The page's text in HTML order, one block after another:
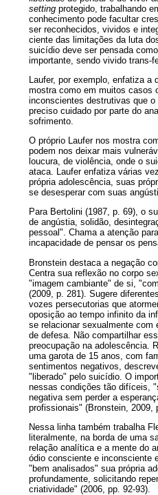
setting protegido, trabalhando
conhecimento pode facultar
ser reconhecidos, vividos e
ciente das limitações da luta
suicídio deve ser pensada
importante, sendo vivido trans-
Laufer, por exemplo, enfatiza
mostra como em muitos casos
inconscientes destrutivas que
preciso cuidado por parte do
sofrimento.
O próprio Laufer nos mostra
podem nos deixar mais
loucura, de violência, onde o
ataca. Laufer enfatiza várias
própria adolescência, suas
se desesperar com suas
Para Bertolini (1987, p. 69), o
de angústia, solidão,
pessoal". Chama a atenção
incapacidade de pensar os
Bronstein destaca a negação
Centra sua reflexão no corpo
"imagem cambiante" de si,
(2009, p. 281). Sugere
vozes persecutorias que
oposição ao tempo infinito da
se relacionar sexualmente
de defesa. Não compartilhar
preocupação na adolescência.
uma garota de 15 anos, com
sentimentos negativos,
"liberado" pelo suicídio. O
nessas condições tão difíceis,
negativa sem perder a
profissionais" (Bronstein, 2009,
Nessa linha também trabalha
literalmente, na borda de uma
relação analítica e a mente do
ódio consciente e inconsciente
"bem analisados" sua própria
profundamente, solicitando
criatividade" (2006, pp. 92-93).